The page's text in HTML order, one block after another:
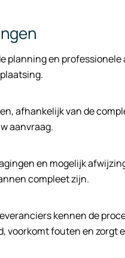
planning en professionele
afhankelijk van de
aanvraag.
en mogelijk
compleet zijn.
kennen de
voorkomt fouten en zorgt